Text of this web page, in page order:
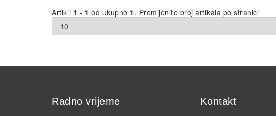
mogu
na
Artikli 1 - 1 od ukupno 1 . Promijenite broj artikala po stranici
Radno vrijeme Kontakt